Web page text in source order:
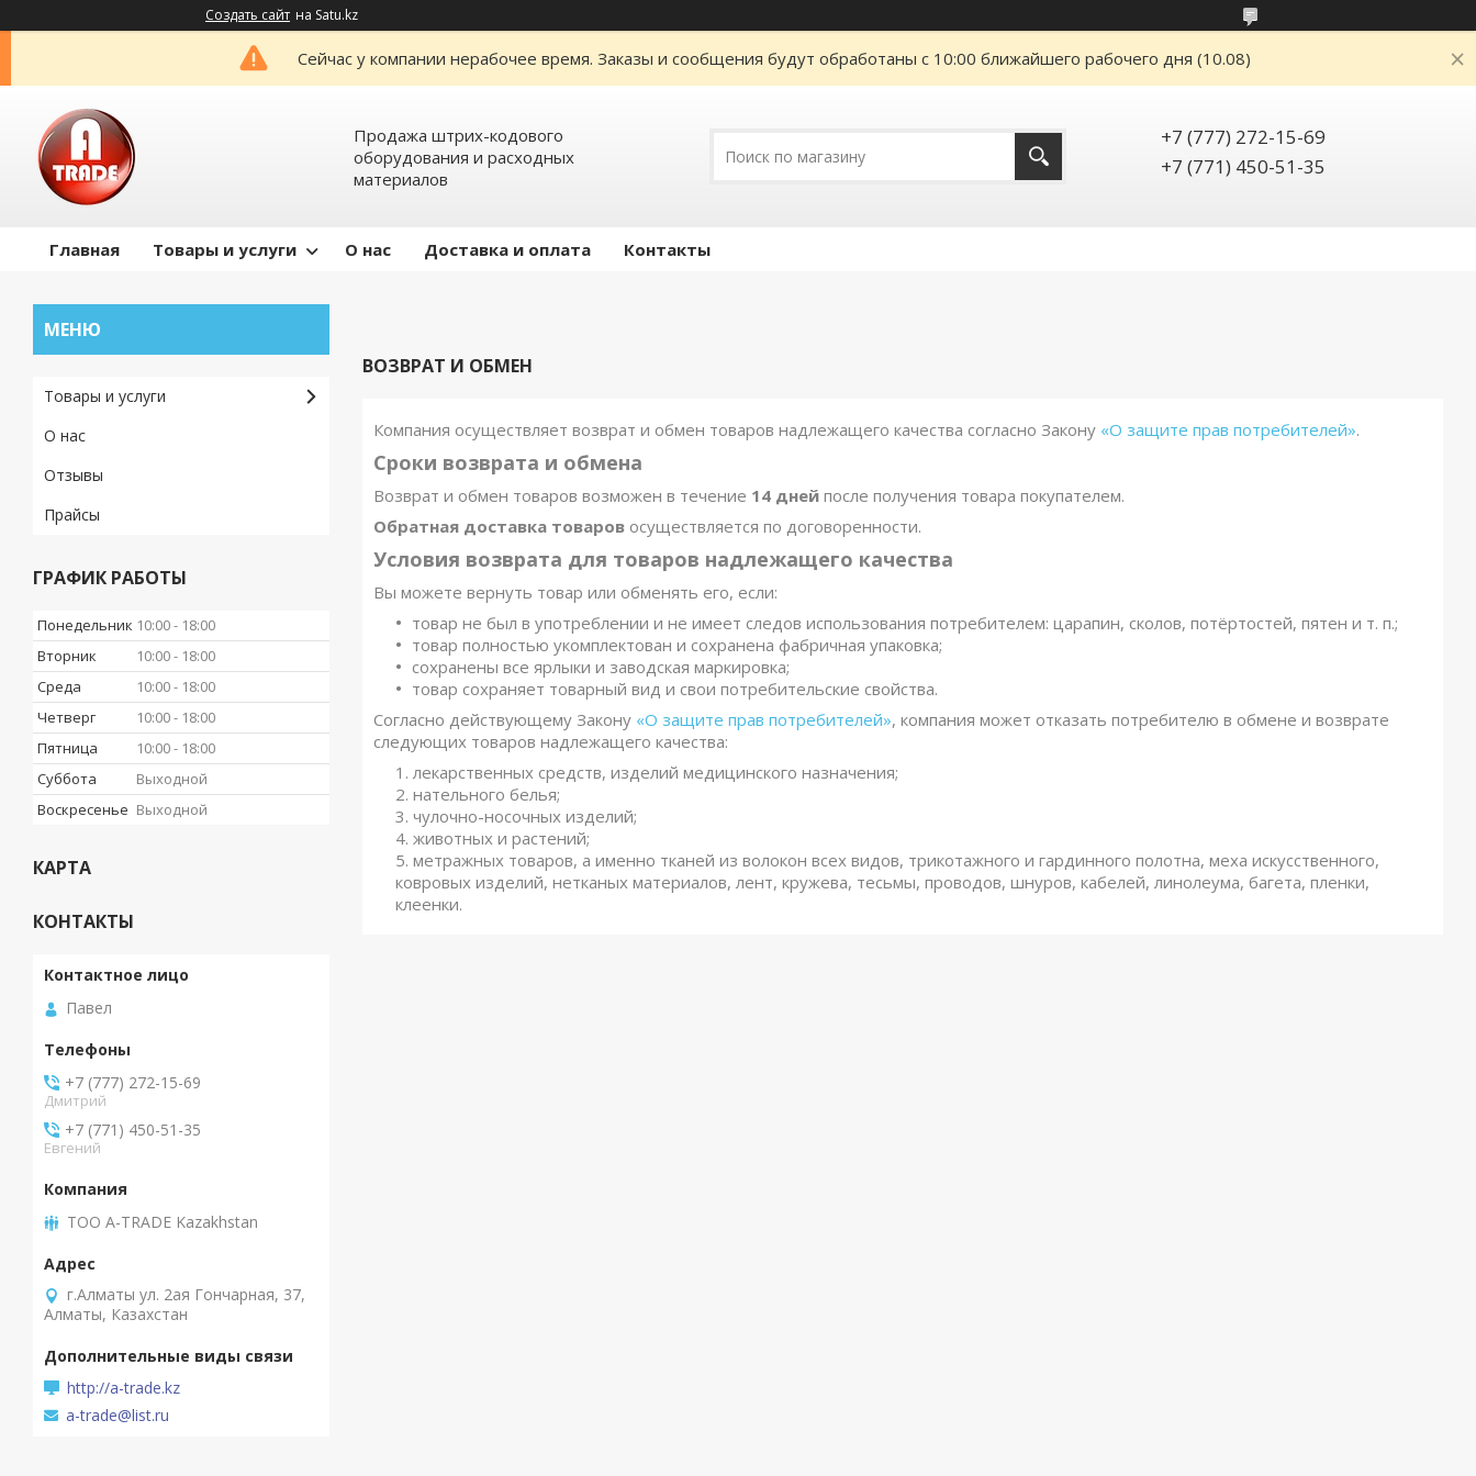
Создать сайт на Satu.kz
Сейчас у компании нерабочее время. Заказы и сообщения будут обработаны с 10:00 ближайшего рабочего дня (10.08)
Продажа штрих-кодового
оборудования и расходных
материалов
+7 (777) 272-15-69
+7 (771) 450-51-35
Главная Товары и услуги О нас Доставка и оплата Контакты
ВОЗВРАТ И ОБМЕН
Компания осуществляет возврат и обмен товаров надлежащего качества согласно Закону «О защите прав потребителей».
Сроки возврата и обмена
Возврат и обмен товаров возможен в течение 14 дней после получения товара покупателем.
Обратная доставка товаров осуществляется по договоренности.
Условия возврата для товаров надлежащего качества
Вы можете вернуть товар или обменять его, если:
товар не был в употреблении и не имеет следов использования потребителем: царапин, сколов, потёртостей, пятен и т. п.;
товар полностью укомплектован и сохранена фабричная упаковка;
сохранены все ярлыки и заводская маркировка;
товар сохраняет товарный вид и свои потребительские свойства.
Согласно действующему Закону «О защите прав потребителей», компания может отказать потребителю в обмене и возврате
следующих товаров надлежащего качества:
лекарственных средств, изделий медицинского назначения;
нательного белья;
чулочно-носочных изделий;
животных и растений;
метражных товаров, а именно тканей из волокон всех видов, трикотажного и гардинного полотна, меха искусственного,
ковровых изделий, нетканых материалов, лент, кружева, тесьмы, проводов, шнуров, кабелей, линолеума, багета, пленки,
клеенки.
Товары и услуги
О нас
Отзывы
Прайсы
ГРАФИК РАБОТЫ
Понедельник 10:00
18:00
Вторник
10:00
18:00
Среда
10:00
18:00
Четверг
10:00
18:00
Пятница
10:00
18:00
Суббота
Выходной
Воскресенье Выходной
КАРТА
КОНТАКТЫ
Павел
+7 (777) 272-15-69
Дмитрий
+7 (771) 450-51-35
Евгений
ТОО A-TRADE Kazakhstan
г.Алматы ул. 2ая Гончарная, 37,
Алматы, Казахстан
http://a-trade.kz
a-trade@list.ru